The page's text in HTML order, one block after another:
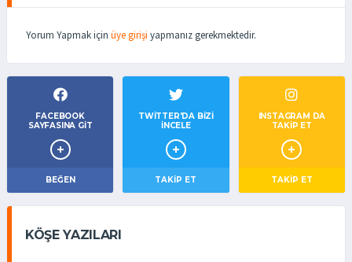
Yorum Yapmak için üye girişi yapmanız gerekmektedir.
FACEBOOK
SAYFASINA GIT
BEĞEN
TWITTER'DA BIZI
İNCELE
TAKIP ET
INSTAGRAM DA
TAKİP ET
TAKİP ET
KÖŞE YAZILARI